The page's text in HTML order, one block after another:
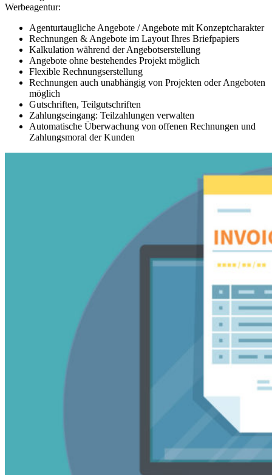
Werbeagentur:
Agenturtaugliche Angebote / Angebote mit Konzeptcharakter
Rechnungen & Angebote im Layout Ihres Briefpapiers
Kalkulation während der Angebotserstellung
Angebote ohne bestehendes Projekt möglich
Flexible Rechnungserstellung
Rechnungen auch unabhängig von Projekten oder Angeboten
möglich
Gutschriften, Teilgutschriften
Zahlungseingang: Teilzahlungen verwalten
Automatische Überwachung von offenen Rechnungen und
Zahlungsmoral der Kunden